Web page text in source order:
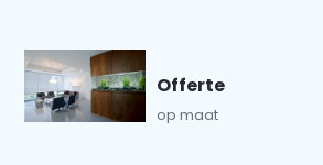
Offerte
op maat